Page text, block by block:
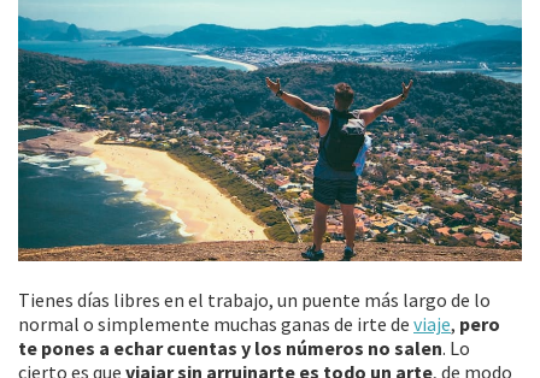
Tienes días libres en el trabajo, un puente más largo de lo
normal o simplemente muchas ganas de irte de viaje, pero
te pones a echar cuentas y los números no salen. Lo
cierto es que viajar sin arruinarte es todo un arte, de modo